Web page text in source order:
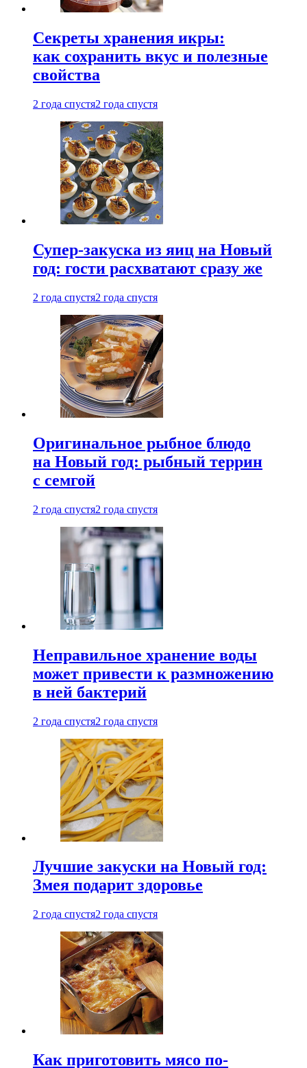
Секреты хранения икры:
как сохранить вкус и полезные
свойства
2 года спустя2 года спустя
Супер-закуска из яиц на Новый
год: гости расхватают сразу же
2 года спустя2 года спустя
Оригинальное рыбное блюдо
на Новый год: рыбный террин
с семгой
2 года спустя2 года спустя
Неправильное хранение воды
может привести к размножению
в ней бактерий
2 года спустя2 года спустя
Лучшие закуски на Новый год:
Змея подарит здоровье
2 года спустя2 года спустя
Как приготовить мясо по-